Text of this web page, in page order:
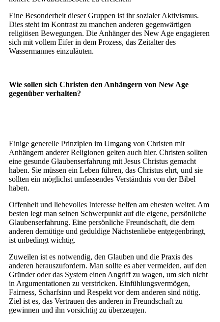
Eine Besonderheit dieser Gruppen ist ihr sozialer Aktivismus.
Dies steht im Kontrast zu manchen anderen gegenwärtigen
religiösen Bewegungen. Die Anhänger des New Age engagieren
sich mit vollem Eifer in dem Prozess, das Zeitalter des
Wassermannes einzuläuten.
Wie sollen sich Christen den Anhängern von New Age
gegenüber verhalten?
Einige generelle Prinzipien im Umgang von Christen mit
Anhängern anderer Religionen gelten auch hier. Christen sollten
eine gesunde Glaubenserfahrung mit Jesus Christus gemacht
haben. Sie müssen ein Leben führen, das Christus ehrt, und sie
sollten ein möglichst umfassendes Verständnis von der Bibel
haben.
Offenheit und liebevolles Interesse helfen am ehesten weiter. Am
besten legt man seinen Schwerpunkt auf die eigene, persönliche
Glaubenserfahrung. Eine persönliche Freundschaft, die dem
anderen demütige und geduldige Nächstenliebe entgegenbringt,
ist unbedingt wichtig.
Zuweilen ist es notwendig, den Glauben und die Praxis des
anderen herauszufordern. Man sollte es aber vermeiden, auf den
Gründer oder das System einen Angriff zu wagen, um sich nicht
in Argumentationen zu verstricken. Einfühlungsvermögen,
Fairness, Scharfsinn und Respekt vor dem anderen sind nötig.
Ziel ist es, das Vertrauen des anderen in Freundschaft zu
gewinnen und ihn vorsichtig zu überzeugen.